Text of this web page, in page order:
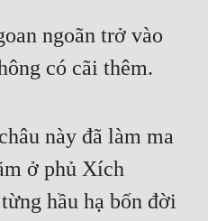
ngoãn trở vào
có cãi thêm.
này đã làm ma
ở phủ Xích
hầu hạ bốn đời